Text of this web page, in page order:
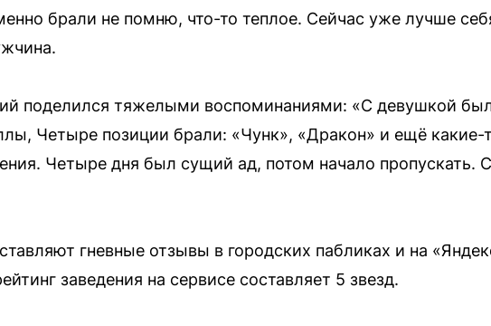
брали не помню, что-то теплое. Сейчас уже лучше
поделился тяжелыми воспоминаниями: «С девушкой
Четыре позиции брали: «Чунк», «Дракон» и ещё
Четыре дня был сущий ад, потом начало пропускать.
гневные отзывы в городских пабликах и на
заведения на сервисе составляет 5 звезд.